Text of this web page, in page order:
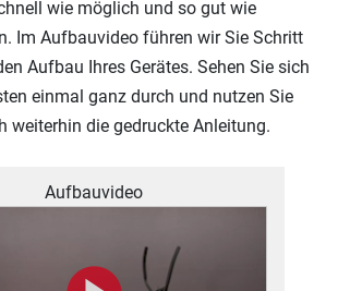
wie möglich und so gut wie
Im Aufbauvideo führen wir Sie Schritt
Aufbau Ihres Gerätes. Sehen Sie sich
einmal ganz durch und nutzen Sie
weiterhin die gedruckte Anleitung.
Aufbauvideo